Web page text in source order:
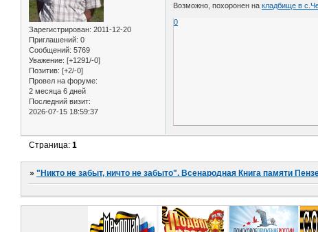
Зарегистрирован: 2011-12-20
Приглашений: 0
Сообщений: 5769
Уважение: [+1291/-0]
Позитив: [+2/-0]
Провел на форуме:
2 месяца 6 дней
Последний визит:
2026-07-15 18:59:37
Возможно, похоронен накладбище в
0
Страница:1
»"Никто не забыт, ничто не забыто". Всенародная Книга памяти